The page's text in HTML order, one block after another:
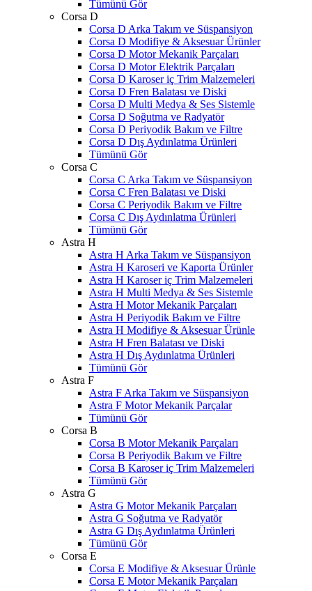
Tümünü Gör
Corsa D
Corsa D Arka Takım ve Süspansiyon
Corsa D Modifiye & Aksesuar Ürünler
Corsa D Motor Mekanik Parçaları
Corsa D Motor Elektrik Parçaları
Corsa D Karoser iç Trim Malzemeleri
Corsa D Fren Balatası ve Diski
Corsa D Multi Medya & Ses Sistemle
Corsa D Soğutma ve Radyatör
Corsa D Periyodik Bakım ve Filtre
Corsa D Dış Aydınlatma Ürünleri
Tümünü Gör
Corsa C
Corsa C Arka Takım ve Süspansiyon
Corsa C Fren Balatası ve Diski
Corsa C Periyodik Bakım ve Filtre
Corsa C Dış Aydınlatma Ürünleri
Tümünü Gör
Astra H
Astra H Arka Takım ve Süspansiyon
Astra H Karoseri ve Kaporta Ürünler
Astra H Karoser iç Trim Malzemeleri
Astra H Multi Medya & Ses Sistemle
Astra H Motor Mekanik Parçaları
Astra H Periyodik Bakım ve Filtre
Astra H Modifiye & Aksesuar Ürünle
Astra H Fren Balatası ve Diski
Astra H Dış Aydınlatma Ürünleri
Tümünü Gör
Astra F
Astra F Arka Takım ve Süspansiyon
Astra F Motor Mekanik Parçalar
Tümünü Gör
Corsa B
Corsa B Motor Mekanik Parçaları
Corsa B Periyodik Bakım ve Filtre
Corsa B Karoser iç Trim Malzemeleri
Tümünü Gör
Astra G
Astra G Motor Mekanik Parçaları
Astra G Soğutma ve Radyatör
Astra G Dış Aydınlatma Ürünleri
Tümünü Gör
Corsa E
Corsa E Modifiye & Aksesuar Ürünle
Corsa E Motor Mekanik Parçaları